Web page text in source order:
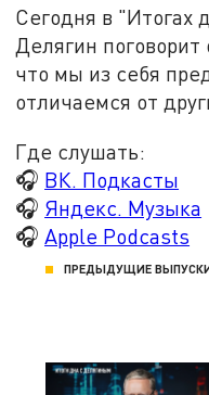
Сегодня в "Итогах
Делягин поговорит
что мы из себя
отличаемся от
Где слушать:
🎧 ВК. Подкасты
🎧 Яндекс. Музыка
🎧 Apple Podcasts
ПРЕДЫДУЩИЕ